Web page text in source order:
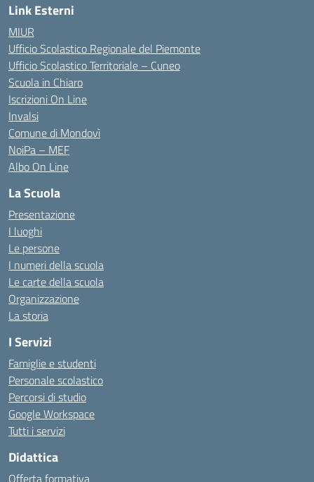
Link Esterni
MIUR
Ufficio Scolastico Regionale del Piemonte
Ufficio Scolastico Territoriale – Cuneo
Scuola in Chiaro
Iscrizioni On Line
Invalsi
Comune di Mondovì
NoiPa – MEF
Albo On Line
La Scuola
Presentazione
I luoghi
Le persone
I numeri della scuola
Le carte della scuola
Organizzazione
La storia
I Servizi
Famiglie e studenti
Personale scolastico
Percorsi di studio
Google Workspace
Tutti i servizi
Didattica
Offerta formativa